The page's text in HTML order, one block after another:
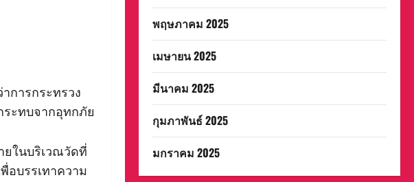
การกระทรวง
ระทบจากอุทกภัย
ยในบริเวณวัดที่
อบรรเทาความ
พฤษภาคม 2025
เมษายน 2025
มีนาคม 2025
กุมภาพันธ์ 2025
มกราคม 2025